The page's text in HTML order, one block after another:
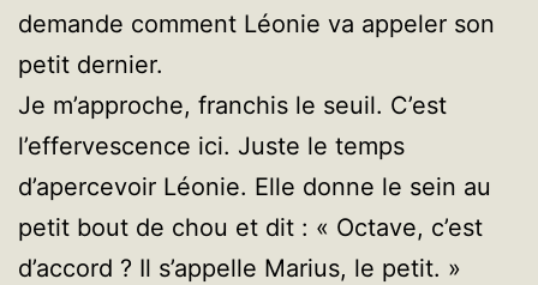
demande comment Léonie va appeler son
petit dernier.
Je m’approche, franchis le seuil. C’est
l’effervescence ici. Juste le temps
d’apercevoir Léonie. Elle donne le sein au
petit bout de chou et dit : « Octave, c’est
d’accord ? Il s’appelle Marius, le petit. »